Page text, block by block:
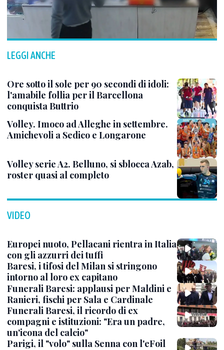
LEGGI ANCHE
Ore sotto il sole per 90 secondi di idoli:
l'amabile follia per il Barcellona
conquista Buttrio
Volley. Imoco ad Alleghe in settembre.
Amichevoli a Sedico e Longarone
Volley serie A2. Belluno, si sblocca Azab,
roster quasi al completo
VIDEO
Europei nuoto, Pellacani rientra in Italia
con gli azzurri dei tuffi
Baresi, i tifosi del Milan si stringono
intorno al loro ex capitano
Funerali Baresi: applausi per Maldini e
Ranieri, fischi per Sala e Cardinale
Funerali Baresi, il ricordo di ex
compagni e istituzioni: "Era un padre,
un'icona del calcio"
Parigi, il "volo" sulla Senna con l'eFoil